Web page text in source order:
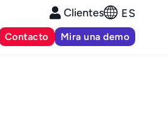
Clientes ES
Contacto Mira una demo